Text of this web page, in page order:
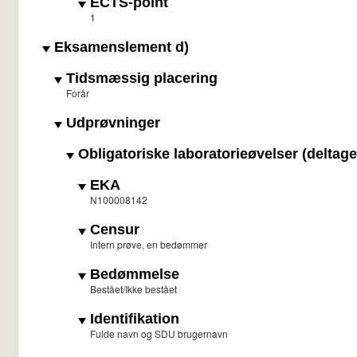
1
Eksamenslement d)
Tidsmæssig placering
Forår
Udprøvninger
Obligatoriske laboratorieøvelser
EKA
N100008142
Censur
Intern prøve, en bedømmer
Bedømmelse
Bestået/Ikke bestået
Identifikation
Fulde navn og SDU brugernavn